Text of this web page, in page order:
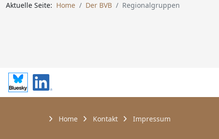
Aktuelle Seite: Home Der BVB Regionalgruppen
Home Kontakt Impressum